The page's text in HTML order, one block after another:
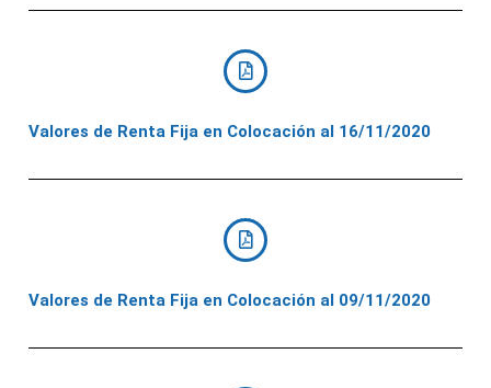
Valores de Renta Fija en Colocación al 16/11/2020
Valores de Renta Fija en Colocación al 09/11/2020